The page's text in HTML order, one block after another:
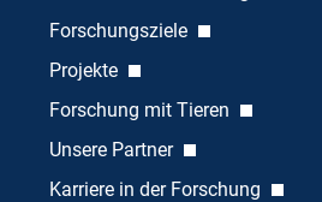
Forschungsziele
Projekte
Forschung mit Tieren
Unsere Partner
Karriere in der Forschung